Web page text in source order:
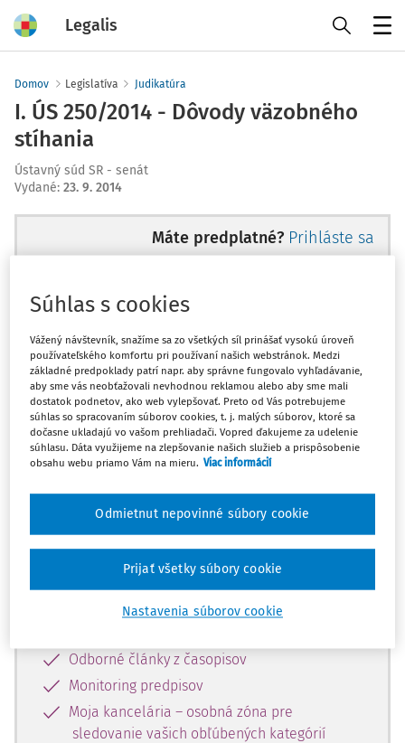
Legalis
Domov Legislatíva Judikatúra
I. ÚS 250/2014 - Dôvody väzobného
stíhania
Ústavný súd SR - senát
Vydané: 23. 9. 2014
Máte predplatné? Prihláste sa
Ups, zatiaľ ste si prečítali len
začiatok...
Celý odborný obsah z tejto oblasti je
dostupný predplatiteľom portálu.
Odomknite si prístup k odbornému
obsahu a získajte prístup na 10 dní
zdarma, stačí sa len zaregistrovať.
Vďaka registrácii získate prístup aj k
vybranému obsahu:
Odborné články z časopisov
Monitoring predpisov
Moja kancelária – osobná zóna pre
sledovanie vašich obľúbených kategórií
Súhlas s cookies
Vážený návštevník, snažíme sa zo všetkých síl prinášať vysokú úroveň
používateľského komfortu pri používaní našich webstránok. Medzi
základné predpoklady patrí napr. aby správne fungovalo vyhľadávanie,
aby sme vás neobťažovali nevhodnou reklamou alebo aby sme mali
dostatok podnetov, ako web vylepšovať. Preto od Vás potrebujeme
súhlas so spracovaním súborov cookies, t. j. malých súborov, ktoré sa
dočasne ukladajú vo vašom prehliadači. Vopred ďakujeme za udelenie
súhlasu. Dáta využijeme na zlepšovanie našich služieb a prispôsobenie
obsahu webu priamo Vám na mieru. Viac informácií
Nastavenia súborov cookie
Odmietnut nepovinné súbory cookie
Prijať všetky súbory cookie